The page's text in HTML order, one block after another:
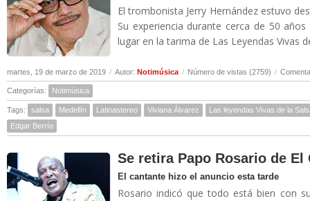
El trombonista Jerry Hernández estuvo
Su experiencia durante cerca de 50
lugar en la tarima de Las Leyendas Vivas
martes, 19 de marzo de 2019 / Autor: Notimúsica / Número de vistas (2759) /
Categorías: Notimúsica
Tags: salsa Medellín Latinastereo Viviana Álvarez
Las leyendas Vivas de la
Edgar Berrío
Se retira Papo Rosario de El
El cantante hizo el anuncio esta tarde
Rosario indicó que todo está bien con